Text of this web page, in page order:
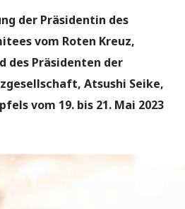
der Präsidentin des
vom Roten Kreuz,
des Präsidenten der
Atsushi Seike,
vom 19. bis 21. Mai 2023